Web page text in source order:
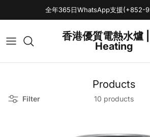
Skip to content
全年365日WhatsApp支援(+852-
香港優質電熱水爐
Heating
Products
Filter 10 products